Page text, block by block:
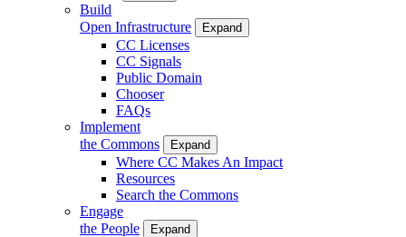
Build
Open Infrastructure
Expand
CC Licenses
CC Signals
Public Domain
Chooser
FAQs
Implement
the Commons
Expand
Where CC Makes An Impact
Resources
Search the Commons
Engage
the People
Expand